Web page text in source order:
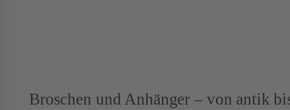
Broschen und Anhänger – von antik